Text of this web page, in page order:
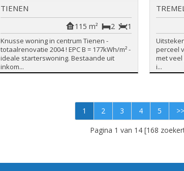
TIENEN
1
2
115 m²
Knusse woning in centrum Tienen -
totaalrenovatie 2004 ! EPC B = 177kWh/m² -
ideale starterswoning. Bestaande uit
inkom...
perceel
met
i...
1 2 3 4 5 >>
Pagina 1 van 14 [168